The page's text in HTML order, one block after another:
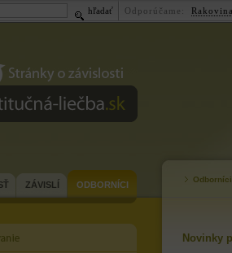
liečba.sk
ZÁVISLÍ ODBORNÍCI
Odborníci
Novinky
hľadať Odporúčame: